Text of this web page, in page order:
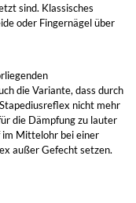
sind. Klassisches
oder Fingernägel über
die Variante, dass durch
nicht mehr
die Dämpfung zu lauter
im Mittelohr bei einer
außer Gefecht setzen.